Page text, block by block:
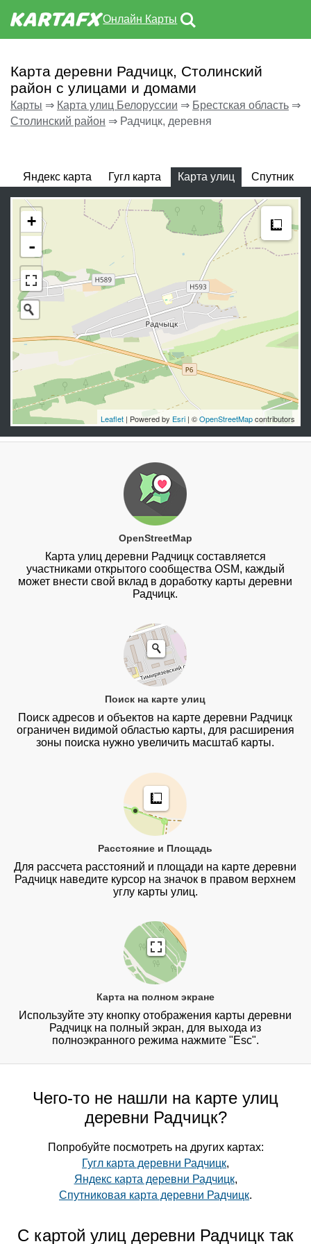
Онлайн Карты
Карта деревни Радчицк, Столинский
район с улицами и домами
Карты ⇒ Карта улиц Белоруссии ⇒ Брестская область ⇒
Столинский район ⇒ Радчицк, деревня
Яндекс карта Гугл карта Карта улиц Спутник
+
-
Leaflet | Powered by Esri | ©OpenStreetMapcontributors
OpenStreetMap
Карта улиц деревни Радчицк составляется
участниками открытого сообщества OSM, каждый
может внести свой вклад в доработку карты деревни
Радчицк.
Поиск на карте улиц
Поиск адресов и объектов на карте деревни Радчицк
ограничен видимой областью карты, для расширения
зоны поиска нужно увеличить масштаб карты.
Расстояние и Площадь
Для рассчета расстояний и площади на карте деревни
Радчицк наведите курсор на значок в правом верхнем
углу карты улиц.
Карта на полном экране
Используйте эту кнопку отображения карты деревни
Радчицк на полный экран, для выхода из
полноэкранного режима нажмите "Esc".
Чего-то не нашли на карте улиц
деревни Радчицк?
Попробуйте посмотреть на других картах:
Гугл карта деревни Радчицк,
Яндекс карта деревни Радчицк,
Спутниковая карта деревни Радчицк.
С картой улиц деревни Радчицк так